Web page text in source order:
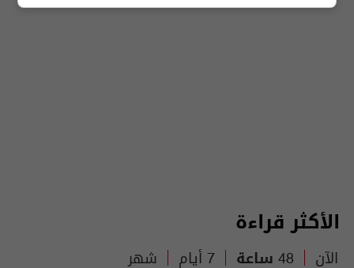
الأكثر قراءة
الآن 48 ساعة 7 أيام شهر